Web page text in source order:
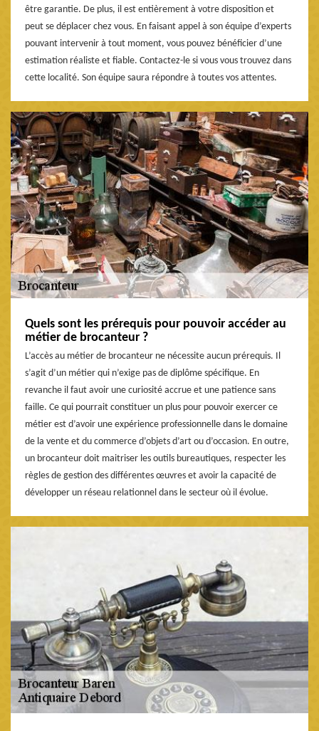
être garantie. De plus, il est entièrement à votre disposition et
peut se déplacer chez vous. En faisant appel à son équipe d’experts
pouvant intervenir à tout moment, vous pouvez bénéficier d’une
estimation réaliste et fiable. Contactez-le si vous vous trouvez dans
cette localité. Son équipe saura répondre à toutes vos attentes.
Quels sont les prérequis pour pouvoir accéder au
métier de brocanteur ?
L’accès au métier de brocanteur ne nécessite aucun prérequis. Il
s’agit d’un métier qui n’exige pas de diplôme spécifique. En
revanche il faut avoir une curiosité accrue et une patience sans
faille. Ce qui pourrait constituer un plus pour pouvoir exercer ce
métier est d’avoir une expérience professionnelle dans le domaine
de la vente et du commerce d’objets d’art ou d’occasion. En outre,
un brocanteur doit maitriser les outils bureautiques, respecter les
règles de gestion des différentes œuvres et avoir la capacité de
développer un réseau relationnel dans le secteur où il évolue.